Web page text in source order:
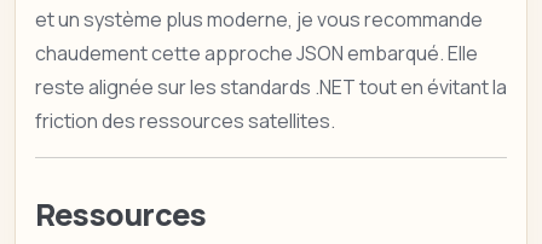
et un système plus moderne, je vous recommande
chaudement cette approche JSON embarqué. Elle
reste alignée sur les standards .NET tout en évitant la
friction des ressources satellites.
Ressources